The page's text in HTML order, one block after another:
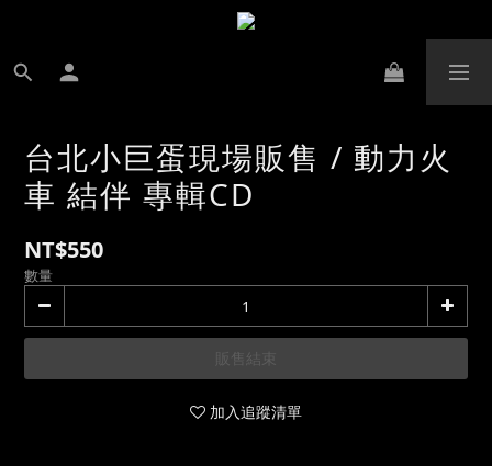
台北小巨蛋現場販售 / 動力火
車 結伴 專輯CD
NT$550
數量
販售結束
加入追蹤清單